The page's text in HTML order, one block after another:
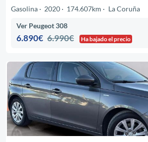
Gasolina
2020 174.607km La Coruña
Ver Peugeot 308
6.890€ 6.990€ Ha bajado el precio